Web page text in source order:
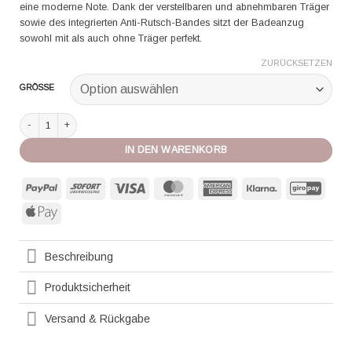
eine moderne Note. Dank der verstellbaren und abnehmbaren Träger
sowie des integrierten Anti-Rutsch-Bandes sitzt der Badeanzug
sowohl mit als auch ohne Träger perfekt.
GRÖSSE
ZURÜCKSETZEN
Shan Badeanzug Classic bandeau one-piece swimsuit 42660-08 red Menge
IN DEN WARENKORB
PayPal Sofort MasterCard American
Klarna
Apple
Beschreibung
Produktsicherheit
Versand & Rückgabe